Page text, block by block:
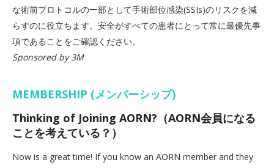
な術前プロトコルの一部として手術部位感染(SSIs)のリスクを減
らすのに役立ちます。安全がすべての患者にとって常に最優先事
項であることをご確認ください。
Sponsored by 3M
MEMBERSHIP (メンバーシップ)
Thinking of Joining AORN?（AORN会員になる
ことを考えている？）
Now is a great time! If you know an AORN member and they